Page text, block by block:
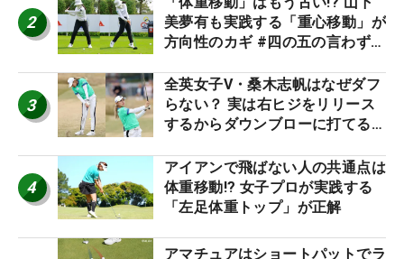
2
美夢有も実践する「重心移動」が
方向性のカギ #四の五の言わず振
3
全英女子V・桑木志帆はなぜダフ
らない？ 実は右ヒジをリリース
するからダウンブローに打てる #
4
アイアンで飛ばない人の共通点は
体重移動!? 女子プロが実践する
「左足体重トップ」が正解
アマチュアはショートパットでラ